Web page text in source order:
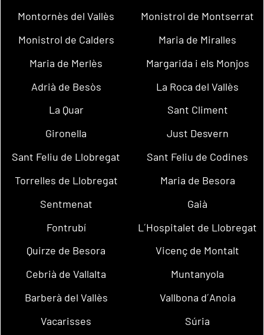
Montornès del Vallès
Monistrol de Montserrat
Monistrol de Calders
Maria de Miralles
Maria de Merlès
Margarida i els Monjos
Adrià de Besòs
La Roca del Vallès
La Quar
Sant Climent
Gironella
Just Desvern
Sant Feliu de Llobregat
Sant Feliu de Codines
Torrelles de Llobregat
Maria de Besora
Sentmenat
Gaià
Fontrubí
L´Hospitalet de Llobregat
Quirze de Besora
Vicenç de Montalt
Cebrià de Vallalta
Muntanyola
Barberà del Vallès
Vallbona d´Anoia
Vacarisses
Súria